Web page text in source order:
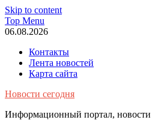
Skip to content
Top Menu
06.08.2026
Контакты
Лента новостей
Карта сайта
Новости сегодня
Информационный портал, новости